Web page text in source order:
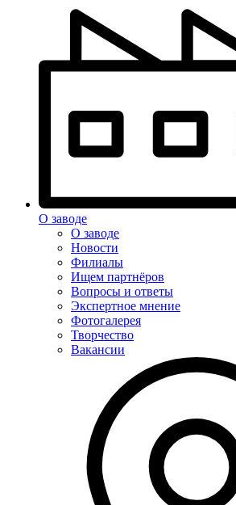
О заводе
О заводе
Новости
Филиалы
Ищем партнёров
Вопросы и ответы
Экспертное мнение
Фотогалерея
Творчество
Вакансии